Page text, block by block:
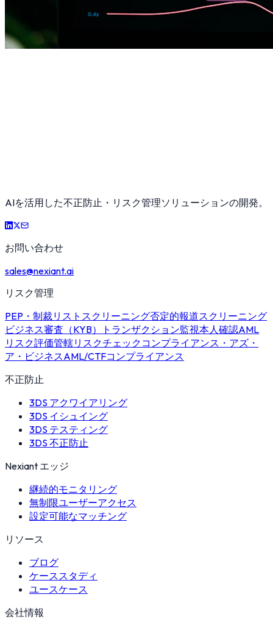
AIを活用した不正防止・リスク管理ソリューションの開発。
お問い合わせ
sales@nexiant.ai
リスク管理
PEP・制裁リストスクリーニング否定的報道スクリーニング
ビジネス審査（KYB）
トランザクション監視本人確認AML
リスク評価管轄リスクチェック コンプライアンス・アズ・
ア・ビジネスAML/CTFコンプライアンス
不正防止
3DS アクワイアリング
3DS イシュイング
3DS テスティング
3DS 不正防止
Nexiant エッジ
継続的モニタリング
無制限ユーザーアクセス
設定可能なマッチング
リソース
ブログ
ケーススタディ
ユースケース
会社情報